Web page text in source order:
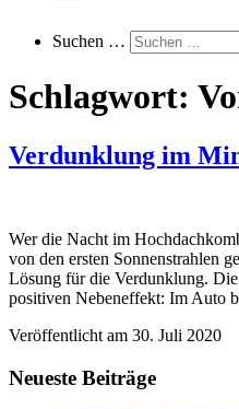
Suchen …
Schlagwort:
Verdunklung im
Wer die Nacht im
von den ersten Sonnenstrahlen
Lösung für die Verdunklung.
positiven Nebeneffekt: Im Auto
Veröffentlicht am 30. Juli 2020
Neueste Beiträge